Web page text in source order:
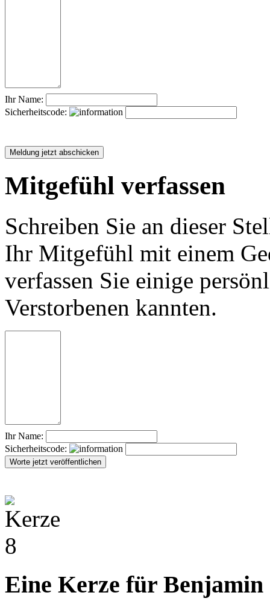
Ihr Name:
Sicherheitscode:
Mitgefühl verfassen
Schreiben Sie an dieser
Ihr Mitgefühl mit einem
verfassen Sie einige
Verstorbenen kannten.
Ihr Name:
Sicherheitscode:
Eine Kerze für Benjamin